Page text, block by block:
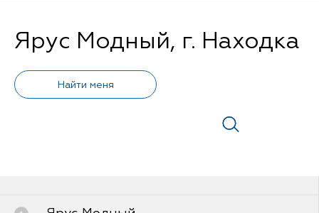
Ярус Модный, г. Находка
Укладка
Конструктор интерьера
Art Vinyl в интерьере